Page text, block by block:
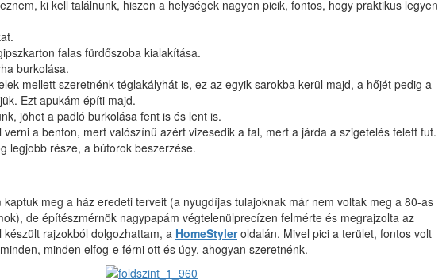
ki kell találnunk, hiszen a helységek nagyon picik, fontos, hogy praktikus legyen
falas fürdőszoba kialakítása.
burkolása.
mellett szeretnénk téglakályhát is, ez az egyik sarokba kerül majd, a hőjét pedig a
Ezt apukám építi majd.
jöhet a padló burkolása fent is és lent is.
verni a benton, mert valószínű azért vizesedik a fal, mert a járda a szigetelés felett fut.
legjobb része, a bútorok beszerzése.
meg a ház eredeti terveit (a nyugdíjas tulajoknak már nem voltak meg a 80-as
de építészmérnök nagypapám végtelenülprecízen felmérte és megrajzolta az
rajzokból dolgozhattam, a HomeStyleroldalán. Mivel pici a terület, fontos volt
minden elfog-e férni ott és úgy, ahogyan szeretnénk.